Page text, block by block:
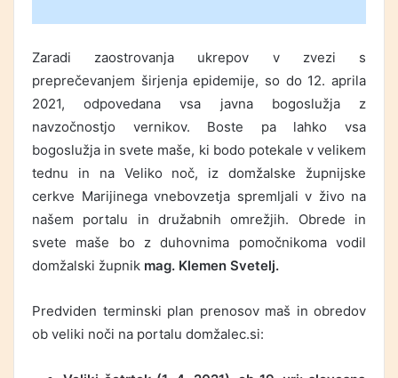
Zaradi zaostrovanja ukrepov v zvezi s
preprečevanjem širjenja epidemije, so do 12. aprila
2021, odpovedana vsa javna bogoslužja z
navzočnostjo vernikov. Boste pa lahko vsa
bogoslužja in svete maše, ki bodo potekale v velikem
tednu in na Veliko noč, iz domžalske župnijske
cerkve Marijinega vnebovzetja spremljali v živo na
našem portalu in družabnih omrežjih. Obrede in
svete maše bo z duhovnima pomočnikoma vodil
domžalski župnik mag. Klemen Svetelj.
Predviden terminski plan prenosov maš in obredov
ob veliki noči na portalu domžalec.si: